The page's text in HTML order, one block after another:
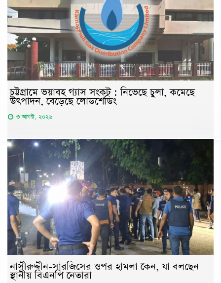
চট্টগ্রামে ভয়াবহ গ্যাস সংকট : নিভেছে চুলা, কমেছে
উৎপাদন, বেড়েছে লোডশেডিং
৩ আগস্ট, ২০২৬
নাসীরুদ্দীন-সারজিসের ওপর হামলা কেন, যা বলছেন
স্থানীয় বিএনপি নেতারা